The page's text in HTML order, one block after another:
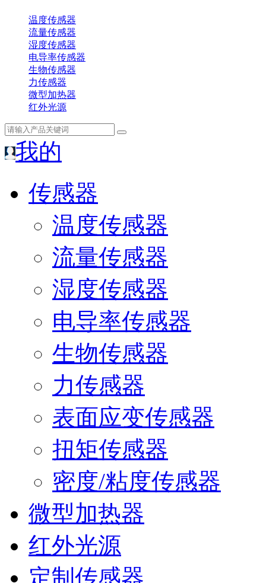
温度传感器
流量传感器
湿度传感器
电导率传感器
生物传感器
力传感器
微型加热器
红外光源
我的
传感器
温度传感器
流量传感器
湿度传感器
电导率传感器
生物传感器
力传感器
表面应变传感器
扭矩传感器
密度/粘度传感器
微型加热器
红外光源
定制传感器